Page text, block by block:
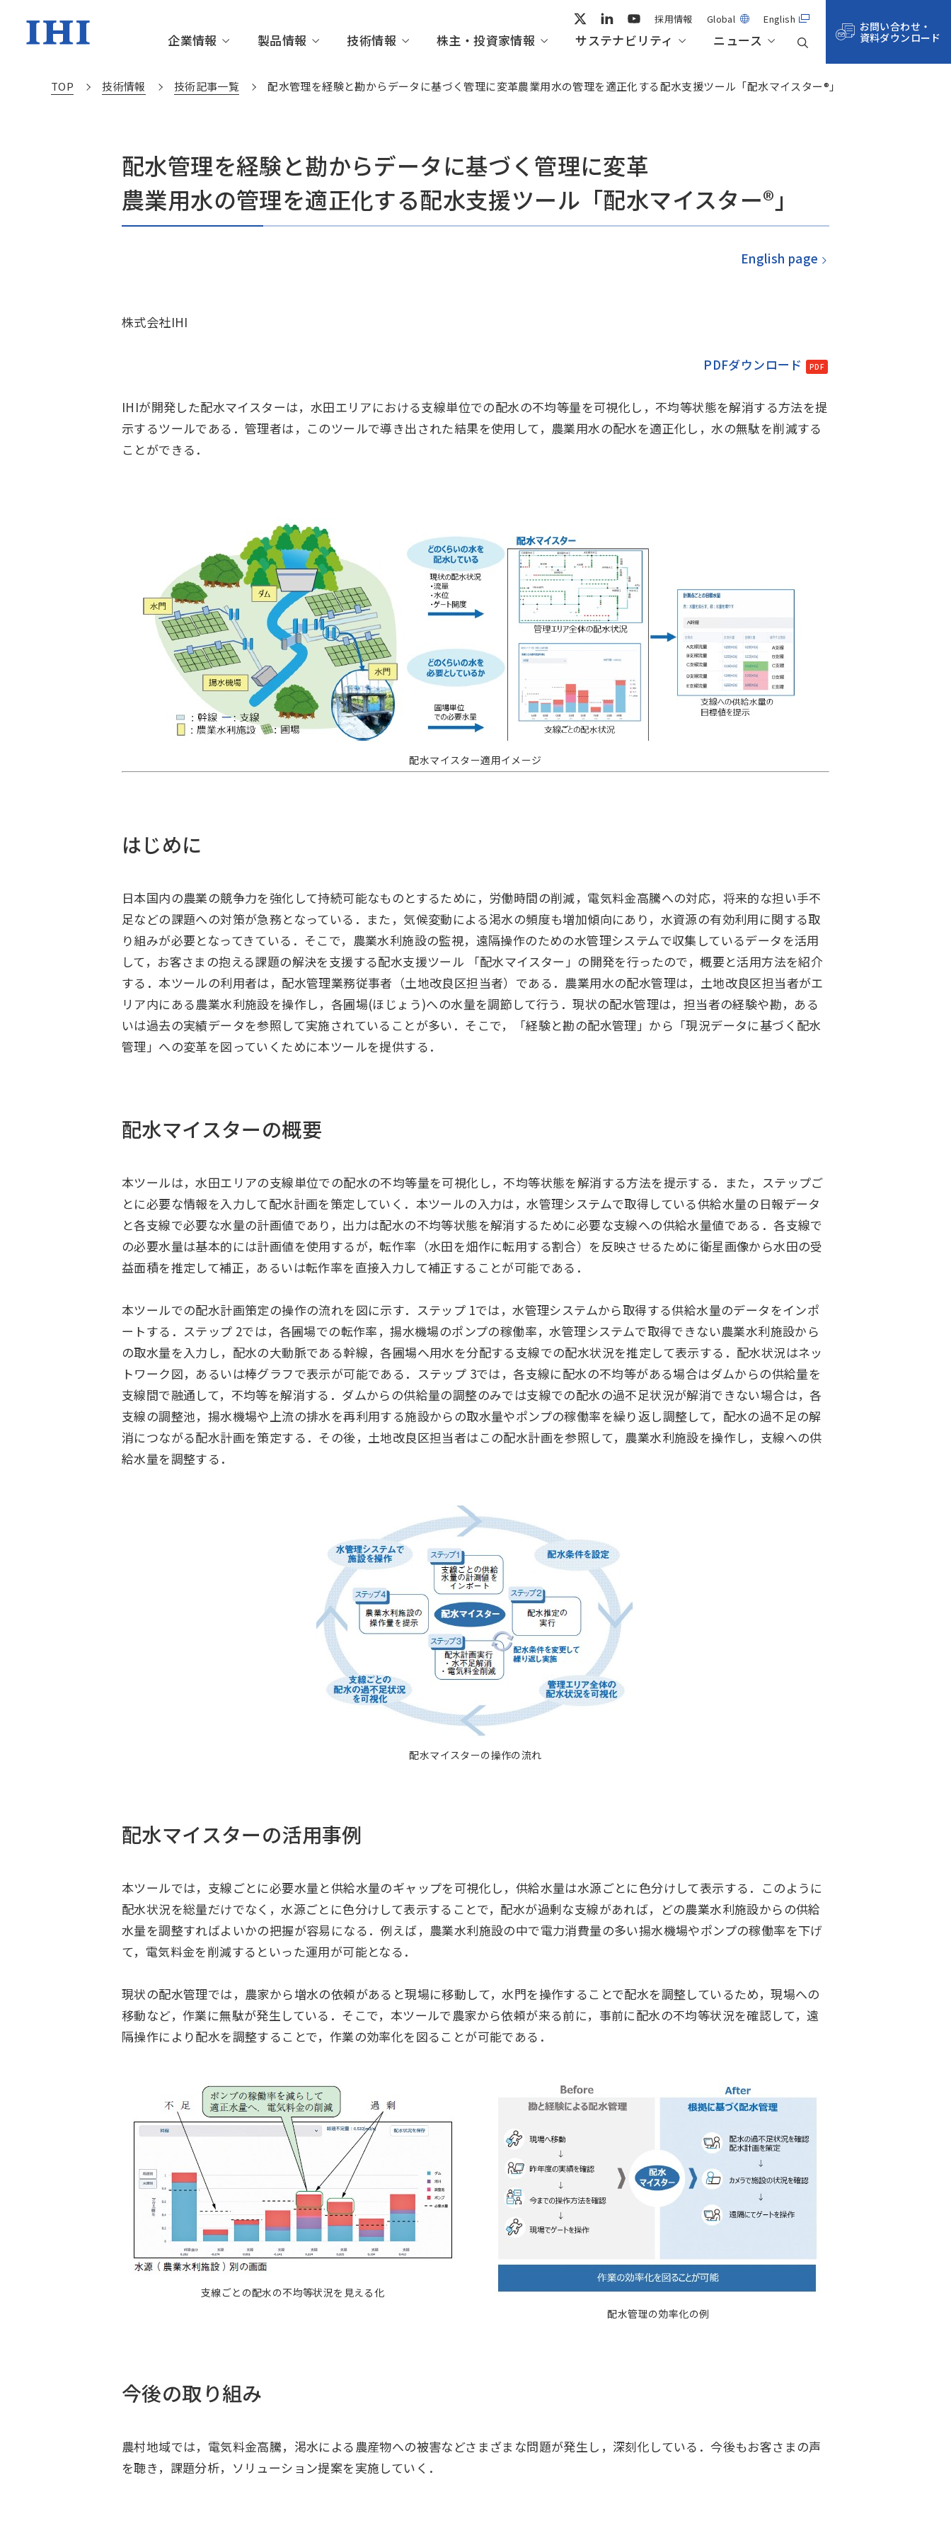
お問い合わせ・
資料ダウンロード
企業情報
企業情報TOP
トップメッセージ IHIグループビジョン 会社概要
役員一覧 組織図 拠点一覧
製品情報
製品情報TOP
資源・エネルギー・環境 社会基盤 産業システム・汎用機械
技術情報
技術情報TOP
IHIの技術開発 IHI技報一覧
サステナブルな社会を創る
箸休め てくのすこーぷ
株主・投資家情報
株主・投資家情報TOP
個人投資家の皆さまへ 経営情報
IR資料室 IRイベント
サステナビリティ
サステナビリティTOP
サステナビリティニュース サステナビリティ活動レポート トップメッセージ
社会 ガバナンス サステナビリティデータ
ニュース
採用情報 Global English
地域統括拠点ウェブサイト
米州 (English)
その他
海外事務所
TOP 技術情報 技術記事一覧 配水管理を経験と勘からデータに基づく管理に変革農業用水の管理を適正化する配水支援ツール「配水マイスター®」
配水管理を経験と勘からデータに基づく管理に変革
農業用水の管理を適正化する配水支援ツール「配水マイスター®」
English page
株式会社IHI
PDFダウンロード
IHIが開発した配水マイスターは，水田エリアにおける支線単位での配水の不均等量を可視化し，不均等状態を解消する方法を提
示するツールである．管理者は，このツールで導き出された結果を使用して，農業用水の配水を適正化し，水の無駄を削減する
ことができる．
配水マイスター適用イメージ
はじめに
日本国内の農業の競争力を強化して持続可能なものとするために，労働時間の削減，電気料金高騰への対応，将来的な担い手不
足などの課題への対策が急務となっている．また，気候変動による渇水の頻度も増加傾向にあり，水資源の有効利用に関する取
り組みが必要となってきている．そこで，農業水利施設の監視，遠隔操作のための水管理システムで収集しているデータを活用
して，お客さまの抱える課題の解決を支援する配水支援ツール 「配水マイスター」の開発を行ったので，概要と活用方法を紹介
する．本ツールの利用者は，配水管理業務従事者（土地改良区担当者）である．農業用水の配水管理は，土地改良区担当者がエ
リア内にある農業水利施設を操作し，各圃場(ほじょう)への水量を調節して行う．現状の配水管理は，担当者の経験や勘，ある
いは過去の実績データを参照して実施されていることが多い．そこで，「経験と勘の配水管理」から「現況データに基づく配水
管理」への変革を図っていくために本ツールを提供する．
配水マイスターの概要
本ツールは，水田エリアの支線単位での配水の不均等量を可視化し，不均等状態を解消する方法を提示する．また，ステップご
とに必要な情報を入力して配水計画を策定していく．本ツールの入力は，水管理システムで取得している供給水量の日報データ
と各支線で必要な水量の計画値であり，出力は配水の不均等状態を解消するために必要な支線への供給水量値である．各支線で
の必要水量は基本的には計画値を使用するが，転作率（水田を畑作に転用する割合）を反映させるために衛星画像から水田の受
益面積を推定して補正，あるいは転作率を直接入力して補正することが可能である．
本ツールでの配水計画策定の操作の流れを図に示す．ステップ 1では，水管理システムから取得する供給水量のデータをインポ
ートする．ステップ 2では，各圃場での転作率，揚水機場のポンプの稼働率，水管理システムで取得できない農業水利施設から
の取水量を入力し，配水の大動脈である幹線，各圃場へ用水を分配する支線での配水状況を推定して表示する．配水状況はネッ
トワーク図，あるいは棒グラフで表示が可能である．ステップ 3では，各支線に配水の不均等がある場合はダムからの供給量を
支線間で融通して，不均等を解消する．ダムからの供給量の調整のみでは支線での配水の過不足状況が解消できない場合は，各
支線の調整池，揚水機場や上流の排水を再利用する施設からの取水量やポンプの稼働率を繰り返し調整して，配水の過不足の解
消につながる配水計画を策定する．その後，土地改良区担当者はこの配水計画を参照して，農業水利施設を操作し，支線への供
給水量を調整する．
配水マイスターの操作の流れ
配水マイスターの活用事例
本ツールでは，支線ごとに必要水量と供給水量のギャップを可視化し，供給水量は水源ごとに色分けして表示する．このように
配水状況を総量だけでなく，水源ごとに色分けして表示することで，配水が過剰な支線があれば，どの農業水利施設からの供給
水量を調整すればよいかの把握が容易になる．例えば，農業水利施設の中で電力消費量の多い揚水機場やポンプの稼働率を下げ
て，電気料金を削減するといった運用が可能となる．
現状の配水管理では，農家から増水の依頼があると現場に移動して，水門を操作することで配水を調整しているため，現場への
移動など，作業に無駄が発生している．そこで，本ツールで農家から依頼が来る前に，事前に配水の不均等状況を確認して，遠
隔操作により配水を調整することで，作業の効率化を図ることが可能である．
支線ごとの配水の不均等状況を見える化
配水管理の効率化の例
今後の取り組み
農村地域では，電気料金高騰，渇水による農産物への被害などさまざまな問題が発生し，深刻化している．今後もお客さまの声
を聴き，課題分析，ソリューション提案を実施していく．